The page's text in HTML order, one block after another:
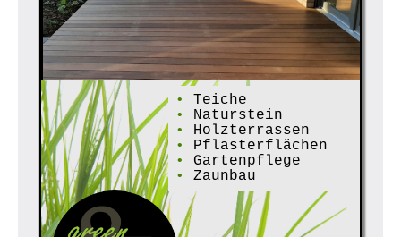
•
Teiche
•
Naturstein
•
Holzterrassen
•
Pflasterflächen
•
Gartenpflege
•
Zaunbau